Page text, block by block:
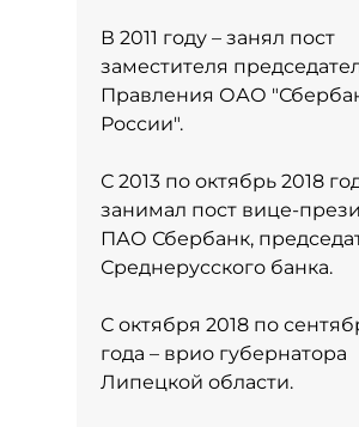
В 2011 году – занял пост
заместителя
Правления ОАО
России".
С 2013 по октябрь 2018
занимал пост вице-
ПАО Сбербанк,
Среднерусского банка.
С октября 2018 по
года – врио губернатора
Липецкой области.